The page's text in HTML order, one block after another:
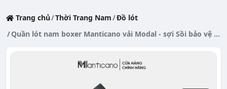
Tìm mua sản phẩm giá rẻ nhất
Trang chủ Thời Trang Nam Đồ lót
Quần lót nam boxer Manticano vải Modal - sợi Sồi bảo vệ sức khoẻ sinh sản nam giới